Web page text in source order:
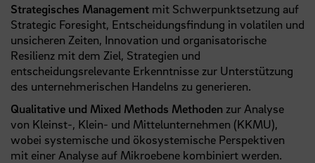
Strategisches Management mit Schwerpunktsetzung auf
Strategic Foresight, Entscheidungsfindung in volatilen und
unsicheren Zeiten, Innovation und organisatorische
Resilienz mit dem Ziel, Strategien und
entscheidungsrelevante Erkenntnisse zur Unterstützung
des unternehmerischen Handelns zu generieren.
Qualitative und Mixed Methods Methoden zur Analyse
von Kleinst-, Klein- und Mittelunternehmen (KKMU),
wobei systemische und ökosystemische Perspektiven
mit einer Analyse auf Mikroebene kombiniert werden.